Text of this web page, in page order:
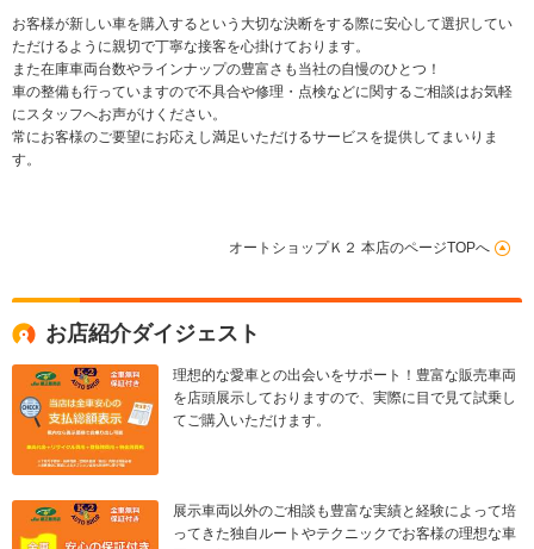
お客様が新しい車を購入するという大切な決断をする際に安心して選択してい
ただけるように親切で丁寧な接客を心掛けております。
また在庫車両台数やラインナップの豊富さも当社の自慢のひとつ！
車の整備も行っていますので不具合や修理・点検などに関するご相談はお気軽
にスタッフへお声がけください。
常にお客様のご要望にお応えし満足いただけるサービスを提供してまいりま
す。
オートショップＫ２ 本店のページTOPへ
お店紹介ダイジェスト
理想的な愛車との出会いをサポート！豊富な販売車両
を店頭展示しておりますので、実際に目で見て試乗し
てご購入いただけます。
展示車両以外のご相談も豊富な実績と経験によって培
ってきた独自ルートやテクニックでお客様の理想な車